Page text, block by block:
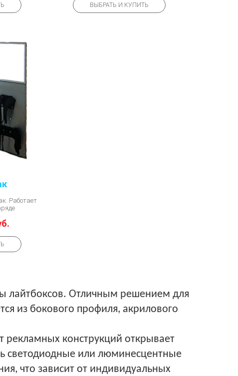
ВЫБРАТЬ И КУПИТЬ
Работает
лайтбоксов. Отличным решением для
из бокового профиля, акрилового
рекламных конструкций открывает
светодиодные или люминесцентные
что зависит от индивидуальных